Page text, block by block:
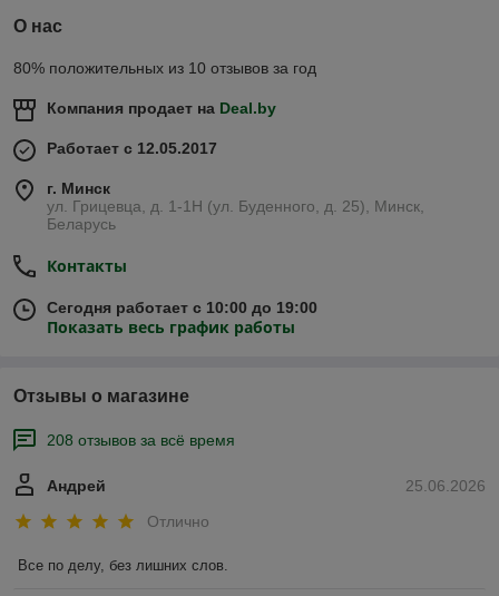
О нас
80% положительных из 10 отзывов за год
Компания продает на Deal.by
Работает с 12.05.2017
г. Минск
ул. Грицевца, д. 1-1Н (ул. Буденного, д. 25), Минск,
Беларусь
Контакты
Сегодня работает с 10:00 до 19:00
Показать весь график работы
Отзывы о магазине
208 отзывов за всё время
25.06.2026
Андрей
Отлично
Все по делу, без лишних слов.